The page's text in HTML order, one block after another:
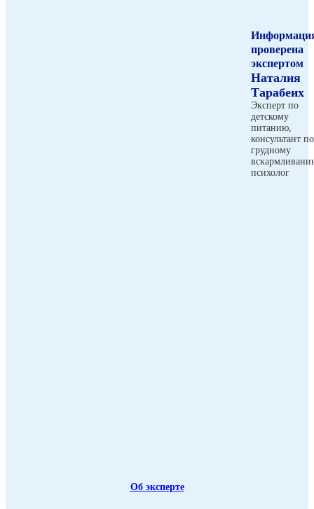
проверена
экспертом
Наталия
Тарабеих
Эксперт по
детскому
питанию,
консультант по
грудному
психолог
Об эксперте